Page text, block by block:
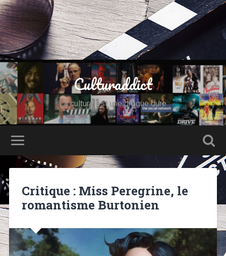
Culturaddict
La culture est une drogue dure
Critique : Miss Peregrine, le
romantisme Burtonien